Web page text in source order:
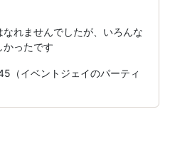
れませんでしたが、いろんな
かったです
（イベントジェイのパーティ